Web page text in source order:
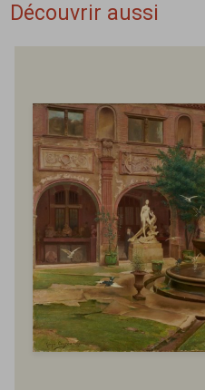
Découvrir aussi